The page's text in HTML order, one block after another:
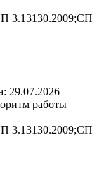
3.13130.2009;СП
29.07.2026
работы
3.13130.2009;СП